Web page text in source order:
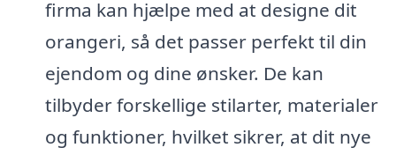
firma kan hjælpe med at designe dit
orangeri, så det passer perfekt til din
ejendom og dine ønsker. De kan
tilbyder forskellige stilarter, materialer
og funktioner, hvilket sikrer, at dit nye